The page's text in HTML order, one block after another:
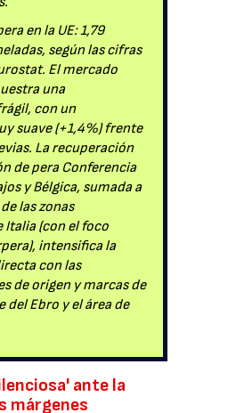
en la UE: 1,79
según las cifras
El mercado
una
con un
suave (+1,4%) frente
La recuperación
de pera Conferencia
y Bélgica, sumada a
las zonas
(con el foco
intensifica la
con las
de origen y marcas de
del Ebro y el área de
ante la
márgenes